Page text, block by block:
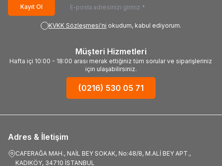
Kayıt Ol
KVKK Sözleşmesi'ni okudum, kabul ediyorum.
Müşteri Hizmetleri
Hafta içi 10:00 - 18:00 arası merak ettiğiniz tüm sorular ve siparişleriniz
için ulaşabilirsiniz.
(0216) 530 05 71
Adres & İletişim
CAFERAĞA MAH., NAİL BEY SOKAK, No:48/8, M.ALİ BEY APT.,
KADIKÖY, 34710 İSTANBUL